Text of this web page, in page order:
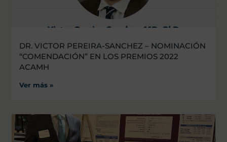
DR. VICTOR PEREIRA-SANCHEZ – NOMINACIÓN
“COMENDACIÓN” EN LOS PREMIOS 2022
ACAMH
Ver más »